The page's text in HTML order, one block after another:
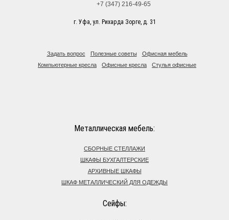
+7 (347) 216-49-65
г. Уфа, ул. Рихарда Зорге, д. 31
Задать вопрос Полезные советы
Офисная мебель
Компьютерные кресла
Офисные кресла Стулья офисные
Металлическая мебель:
СБОРНЫЕ СТЕЛЛАЖИ
ШКАФЫ БУХГАЛТЕРСКИЕ
АРХИВНЫЕ ШКАФЫ
ШКАФ МЕТАЛЛИЧЕСКИЙ ДЛЯ ОДЕЖДЫ
Сейфы: